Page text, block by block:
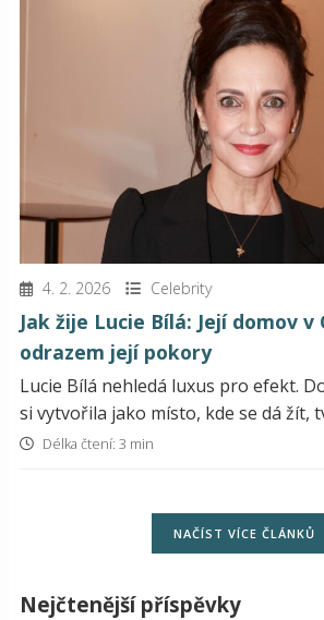
4. 2. 2026 Celebrity
Jak žije Lucie Bílá: Její domov
odrazem její pokory
Lucie Bílá nehledá luxus pro efekt.
si vytvořila jako místo, kde se dá žít,
Délka čtení: 3 min
NAČÍST VÍCE ČLÁNKŮ
Nejčtenější příspěvky